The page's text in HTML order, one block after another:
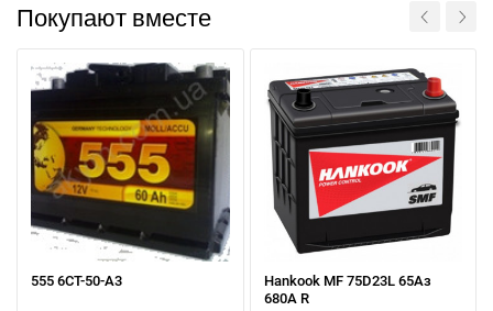
Покупают вместе
555 6СТ-50-А3
Hankook MF 75D23L 65Аз
680А R